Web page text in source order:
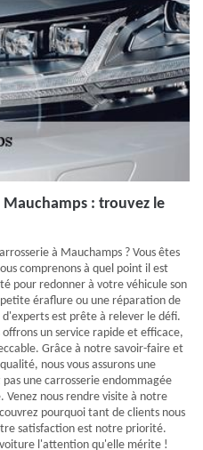
Mauchamps : trouvez le
à Mauchamps ? Vous êtes
comprenons à quel point il est
pour redonner à votre véhicule son
éraflure ou une réparation de
est prête à relever le défi.
un service rapide et efficace,
Grâce à notre savoir-faire et
nous vous assurons une
une carrosserie endommagée
nous rendre visite à notre
pourquoi tant de clients nous
satisfaction est notre priorité.
l'attention qu'elle mérite !